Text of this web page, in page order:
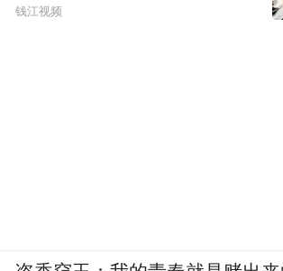
钱江视频